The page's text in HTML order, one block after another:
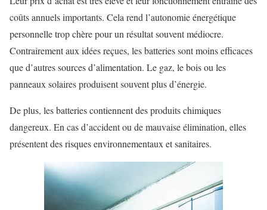
coûts annuels importants. Cela rend l’autonomie énergétique
personnelle trop chère pour un résultat souvent médiocre.
Contrairement aux idées reçues, les batteries sont moins efficaces
que d’autres sources d’alimentation. Le gaz, le bois ou les
panneaux solaires produisent souvent plus d’énergie.
De plus, les batteries contiennent des produits chimiques
dangereux. En cas d’accident ou de mauvaise élimination, elles
présentent des risques environnementaux et sanitaires.